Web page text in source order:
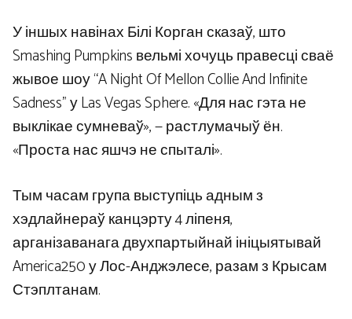
У іншых навінах Білі Корган сказаў, што
Smashing Pumpkins вельмі хочуць правесці сваё
жывое шоу “A Night Of Mellon Collie And Infinite
Sadness” у Las Vegas Sphere. «Для нас гэта не
выклікае сумневаў», — растлумачыў ён.
«Проста нас яшчэ не спыталі».
Тым часам група выступіць адным з
хэдлайнераў канцэрту 4 ліпеня,
арганізаванага двухпартыйнай ініцыятывай
America250 у Лос-Анджэлесе, разам з Крысам
Стэплтанам.